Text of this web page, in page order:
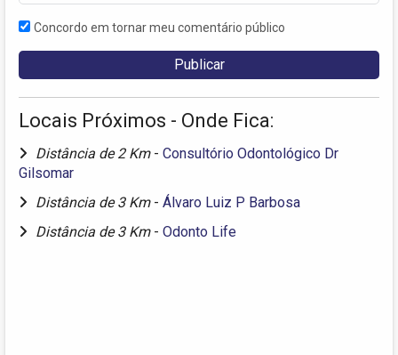
Concordo em tornar meu comentário público
Locais Próximos - Onde Fica:
Distância de 2 Km - Consultório Odontológico Dr
Gilsomar
Distância de 3 Km - Álvaro Luiz P Barbosa
Distância de 3 Km - Odonto Life